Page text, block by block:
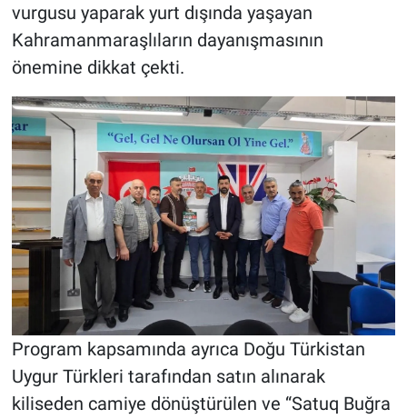
vurgusu yaparak yurt dışında yaşayan
Kahramanmaraşlıların dayanışmasının
önemine dikkat çekti.
Program kapsamında ayrıca Doğu Türkistan
Uygur Türkleri tarafından satın alınarak
kiliseden camiye dönüştürülen ve “Satuq Buğra